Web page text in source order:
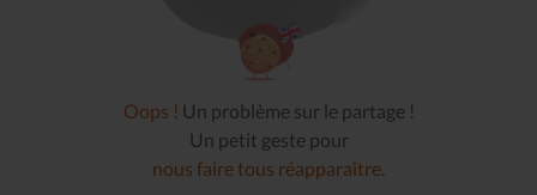
Oops ! Un problème sur le partage !
Un petit geste pour
nous faire tous réapparaître